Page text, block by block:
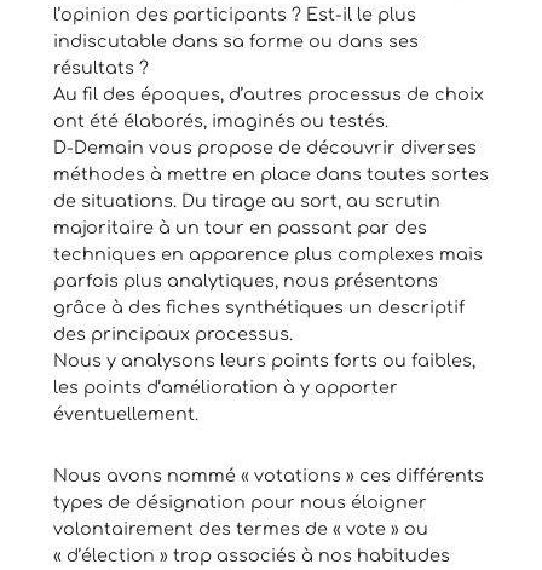
l’opinion des participants ? Est-il le plus
indiscutable dans sa forme ou dans ses
résultats ?
Au fil des époques, d’autres processus de choix
ont été élaborés, imaginés ou testés.
D-Demain vous propose de découvrir diverses
méthodes à mettre en place dans toutes sortes
de situations. Du tirage au sort, au scrutin
majoritaire à un tour en passant par des
techniques en apparence plus complexes mais
parfois plus analytiques, nous présentons
grâce à des fiches synthétiques un descriptif
des principaux processus.
Nous y analysons leurs points forts ou faibles,
les points d’amélioration à y apporter
éventuellement.
Nous avons nommé « votations » ces différents
types de désignation pour nous éloigner
volontairement des termes de « vote » ou
« d’élection » trop associés à nos habitudes